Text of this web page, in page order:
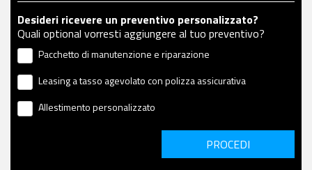
Desideri ricevere un preventivo personalizzato?
Quali optional vorresti aggiungere al tuo preventivo?
Pacchetto di manutenzione e riparazione
Leasing a tasso agevolato con polizza assicurativa
Allestimento personalizzato
PROCEDI